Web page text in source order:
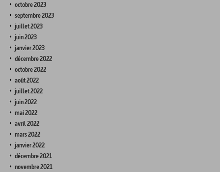
octobre 2023
septembre 2023
juillet 2023
juin 2023
janvier 2023
décembre 2022
octobre 2022
août 2022
juillet 2022
juin 2022
mai 2022
avril 2022
mars 2022
janvier 2022
décembre 2021
novembre 2021